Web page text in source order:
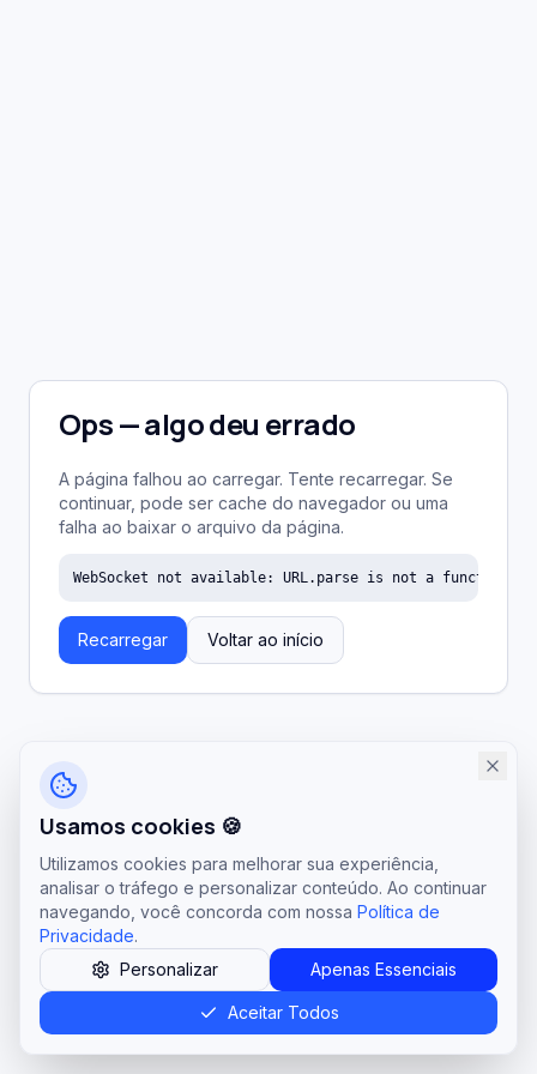
Ops — algo deu errado
A página falhou ao carregar. Tente recarregar. Se
continuar, pode ser cache do navegador ou uma
falha ao baixar o arquivo da página.
WebSocket not available: URL.parse is not a function
Recarregar Voltar ao início
Usamos cookies 🍪
Utilizamos cookies para melhorar sua experiência,
analisar o tráfego e personalizar conteúdo. Ao continuar
navegando, você concorda com nossa Política de
Privacidade.
Personalizar
Apenas Essenciais
Aceitar Todos